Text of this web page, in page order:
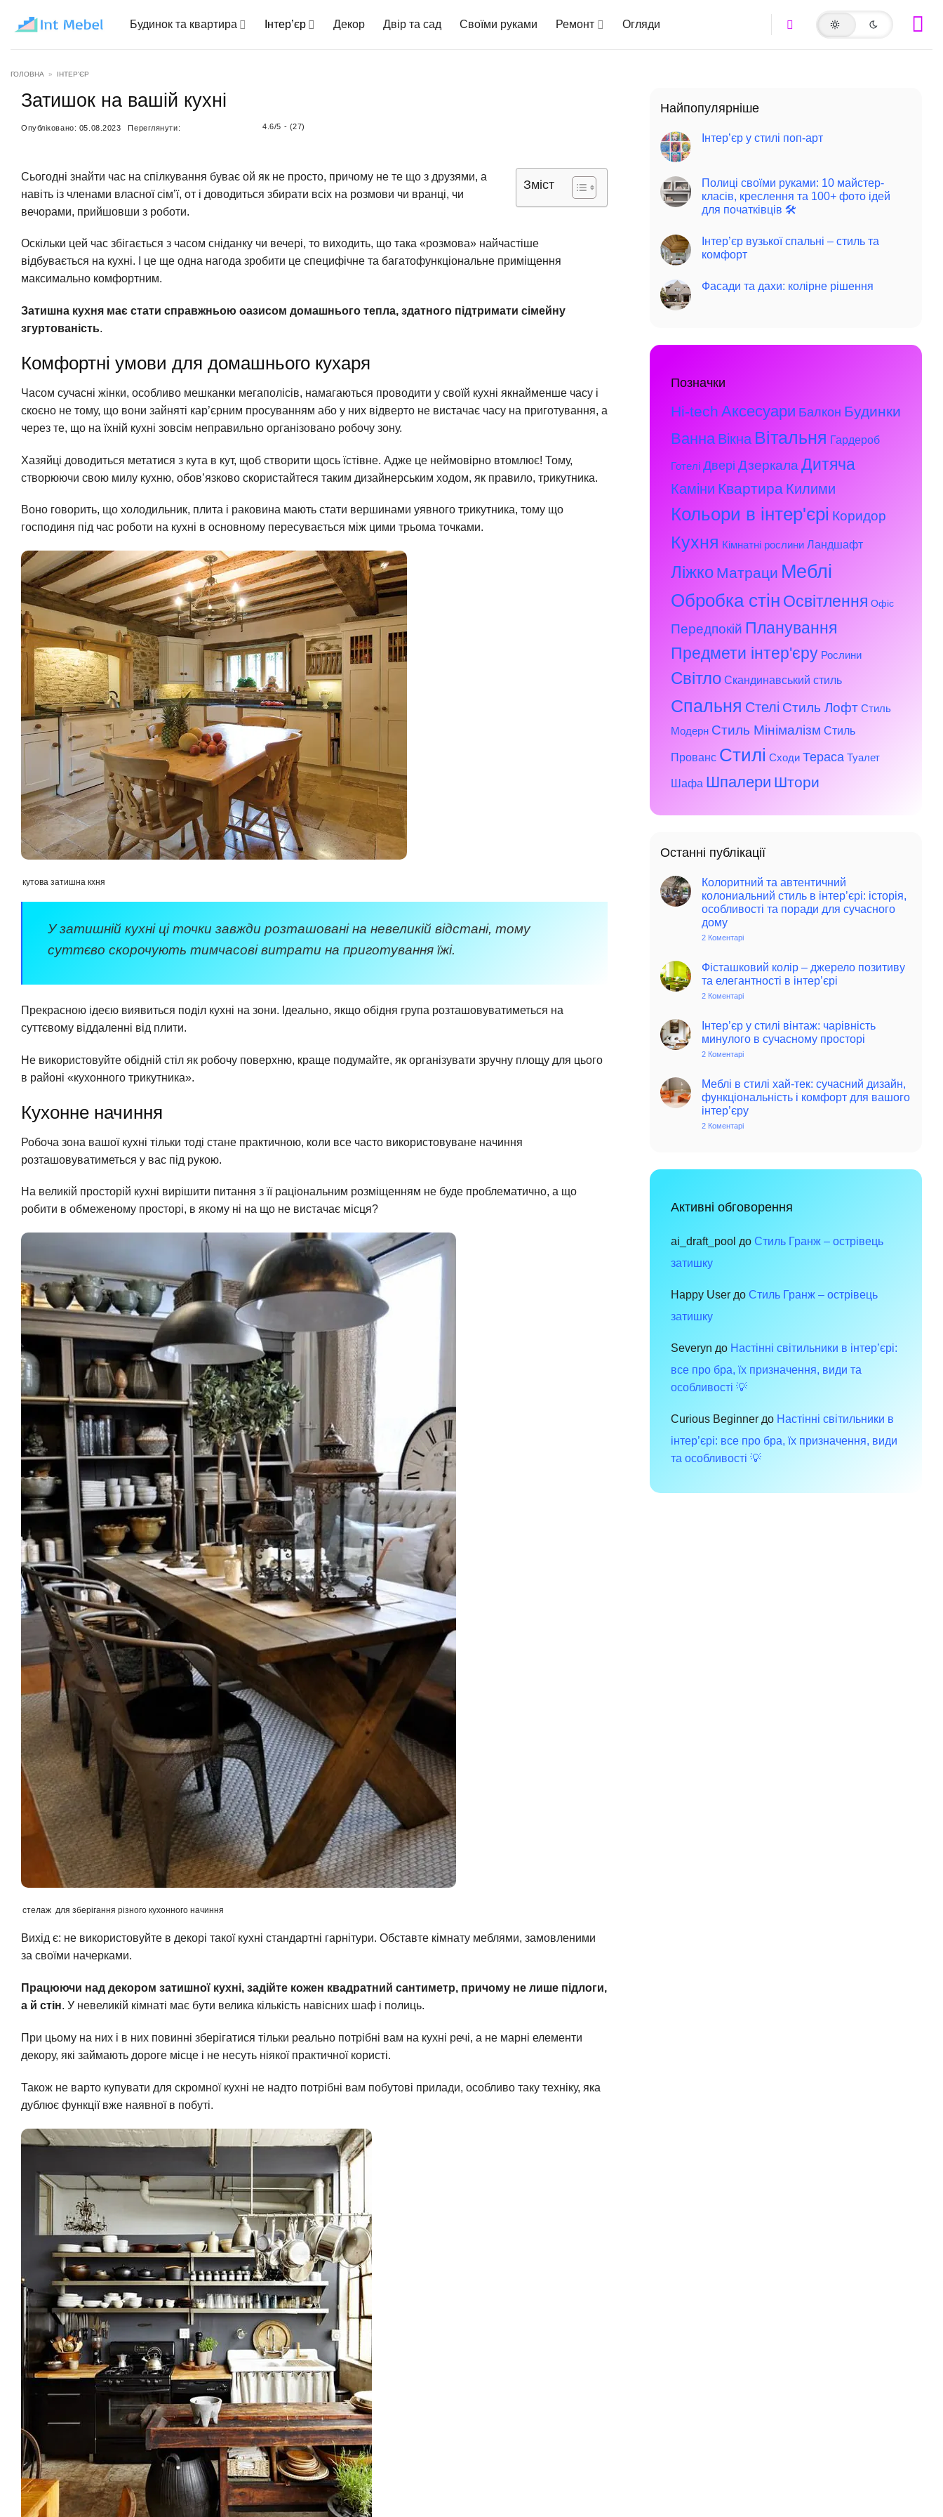
Будинок та квартира
Інтер’єр Декор Двір та сад Своїми руками Ремонт Огляди
ГОЛОВНА » ІНТЕР'ЄР
Затишок на вашій кухні
Опубліковано: 05.08.2023 Переглянути: 4.6/5 - (27)
Зміст
Сьогодні знайти час на спілкування буває ой як не просто, причому не те що з друзями, а
навіть із членами власної сім’ї, от і доводиться збирати всіх на розмови чи вранці, чи
вечорами, прийшовши з роботи.
Оскільки цей час збігається з часом сніданку чи вечері, то виходить, що така «розмова» найчастіше
відбувається на кухні. І це ще одна нагода зробити це специфічне та багатофункціональне приміщення
максимально комфортним.
Затишна кухня має стати справжньою оазисом домашнього тепла, здатного підтримати сімейну
згуртованість.
Комфортні умови для домашнього кухаря
Часом сучасні жінки, особливо мешканки мегаполісів, намагаються проводити у своїй кухні якнайменше часу і
скоєно не тому, що вони зайняті кар’єрним просуванням або у них відверто не вистачає часу на приготування, а
через те, що на їхній кухні зовсім неправильно організовано робочу зону.
Хазяйці доводиться метатися з кута в кут, щоб створити щось їстівне. Адже це неймовірно втомлює! Тому,
створюючи свою милу кухню, обов’язково скористайтеся таким дизайнерським ходом, як правило, трикутника.
Воно говорить, що холодильник, плита і раковина мають стати вершинами уявного трикутника, тому що
господиня під час роботи на кухні в основному пересувається між цими трьома точками.
кутова затишна кхня
У затишній кухні ці точки завжди розташовані на невеликій відстані, тому
суттєво скорочують тимчасові витрати на приготування їжі.
Прекрасною ідеєю виявиться поділ кухні на зони. Ідеально, якщо обідня група розташовуватиметься на
суттєвому віддаленні від плити.
Не використовуйте обідній стіл як робочу поверхню, краще подумайте, як організувати зручну площу для цього
в районі «кухонного трикутника».
Кухонне начиння
Робоча зона вашої кухні тільки тоді стане практичною, коли все часто використовуване начиння
розташовуватиметься у вас під рукою.
На великій просторій кухні вирішити питання з її раціональним розміщенням не буде проблематично, а що
робити в обмеженому просторі, в якому ні на що не вистачає місця?
стелаж для зберігання різного кухонного начиння
Вихід є: не використовуйте в декорі такої кухні стандартні гарнітури. Обставте кімнату меблями, замовленими
за своїми начерками.
Працюючи над декором затишної кухні, задійте кожен квадратний сантиметр, причому не лише підлоги,
а й стін. У невеликій кімнаті має бути велика кількість навісних шаф і полиць.
При цьому на них і в них повинні зберігатися тільки реально потрібні вам на кухні речі, а не марні елементи
декору, які займають дороге місце і не несуть ніякої практичної користі.
Також не варто купувати для скромної кухні не надто потрібні вам побутові прилади, особливо таку техніку, яка
дублює функції вже наявної в побуті.
Найпопулярніше
Інтер’єр у стилі поп-арт
Полиці своїми руками: 10 майстер-
класів, креслення та 100+ фото ідей
для початківців 🛠️
Інтер’єр вузької спальні – стиль та
комфорт
Фасади та дахи: колірне рішення
Позначки
Hi-tech Аксесуари Балкон Будинки
Ванна Вікна Вітальня Гардероб
Готелі Двері Дзеркала Дитяча
Каміни Квартира Килими
Кольори в інтер'єрі Коридор
Кухня Кімнатні рослини Ландшафт
Ліжко Матраци Меблі
Обробка стін Освітлення Офіс
Передпокій Планування
Предмети інтер'єру Рослини
Світло Скандинавський стиль
Спальня Стелі Стиль Лофт Стиль
Модерн Стиль Мінімалізм Стиль
Прованс Стилі Сходи Тераса Туалет
Шафа Шпалери Штори
Останні публікації
Колоритний та автентичний
колониальний стиль в інтер’єрі: історія,
особливості та поради для сучасного
дому
2 Коментарі
автентичний
колониальний
стиль
особливості
та
поради
Фісташковий колір – джерело позитиву
та елегантності в інтер’єрі
2 Коментарі
–
джерело
позитиву
інтер’єрі
Інтер’єр у стилі вінтаж: чарівність
минулого в сучасному просторі
2 Коментарі
стилі
вінтаж:
чарівність
минулого
в
Меблі в стилі хай-тек: сучасний дизайн,
функціональність і комфорт для вашого
інтер’єру
2 Коментарі
тек:
комфорт
вашого
інтер’єру
Активні обговорення
ai_draft_pool до Стиль Гранж – острівець
затишку
Happy User до Стиль Гранж – острівець
затишку
Severyn до Настінні світильники в інтер’єрі:
все про бра, їх призначення, види та
особливості 💡
Curious Beginner до Настінні світильники в
інтер’єрі: все про бра, їх призначення, види
та особливості 💡